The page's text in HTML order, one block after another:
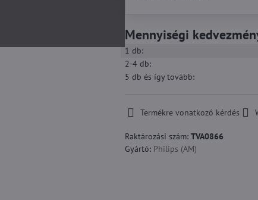
Mennyiségi
1 db:
2-4db:
5 db és így tovább:
Termékre vonatkozó kérdés
Raktározási szám: TVA0866
Gyártó: Philips (AM)